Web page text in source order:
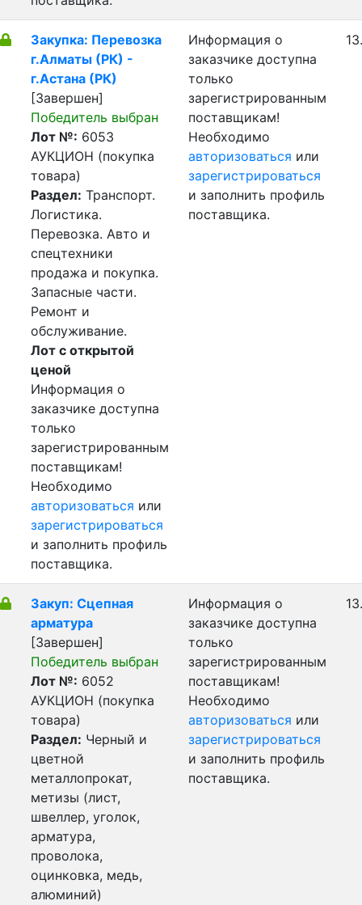
Закупка: Перевозка
г.Алматы (РК) -
г.Астана (РК)
[Завершен]
Победитель выбран
Лот №: 6053
АУКЦИОН (покупка
товара)
Раздел: Транспорт.
Логистика.
Перевозка. Авто и
спецтехники
продажа и покупка.
Запасные части.
Ремонт и
обслуживание.
Лот с открытой
ценой
Информация о
заказчике доступна
только
зарегистрированным
поставщикам!
Необходимо
авторизоваться или
зарегистрироваться
и заполнить профиль
поставщика.
Информация о
заказчике доступна
только
зарегистрированным
поставщикам!
Необходимо
авторизоваться или
зарегистрироваться
и заполнить профиль
поставщика.
Закуп: Сцепная
арматура
[Завершен]
Победитель выбран
Лот №: 6052
АУКЦИОН (покупка
товара)
Раздел: Черный и
цветной
металлопрокат,
метизы (лист,
швеллер, уголок,
арматура,
проволока,
оцинковка, медь,
алюминий)
Информация о
заказчике доступна
только
зарегистрированным
поставщикам!
Необходимо
авторизоваться или
зарегистрироваться
и заполнить профиль
поставщика.